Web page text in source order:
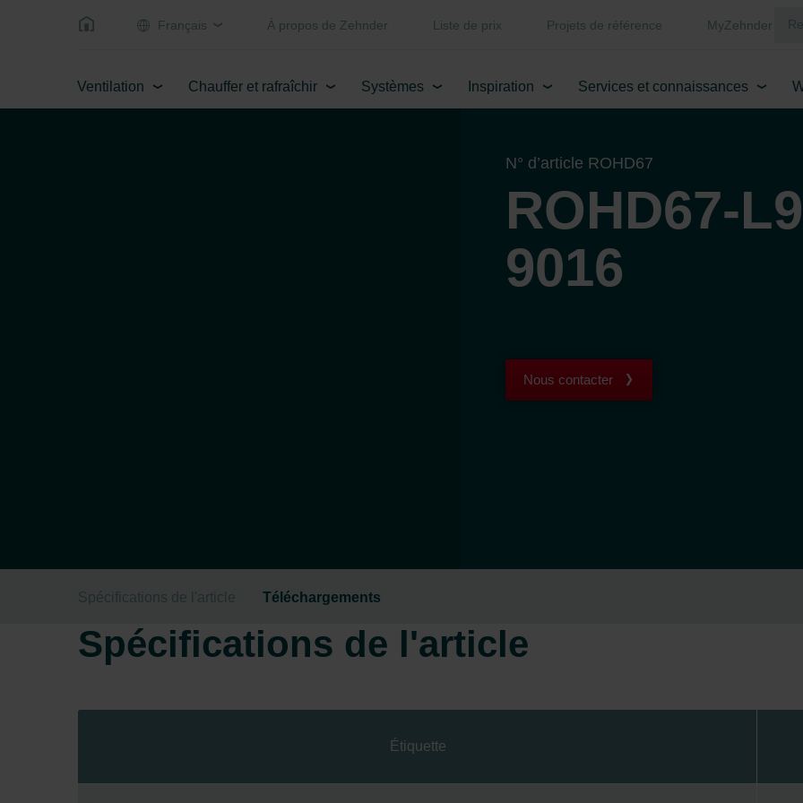
Français Á propos de Zehnder Liste de prix Projets de référence MyZehnder
Ventilation Chauffer et rafraîchir Systèmes Inspiration Services et connaissances
N° d’article ROHD67
ROHD67-
9016
Nous contacter
Spécifications de l'article Téléchargements
Spécifications de l'article
Étiquette